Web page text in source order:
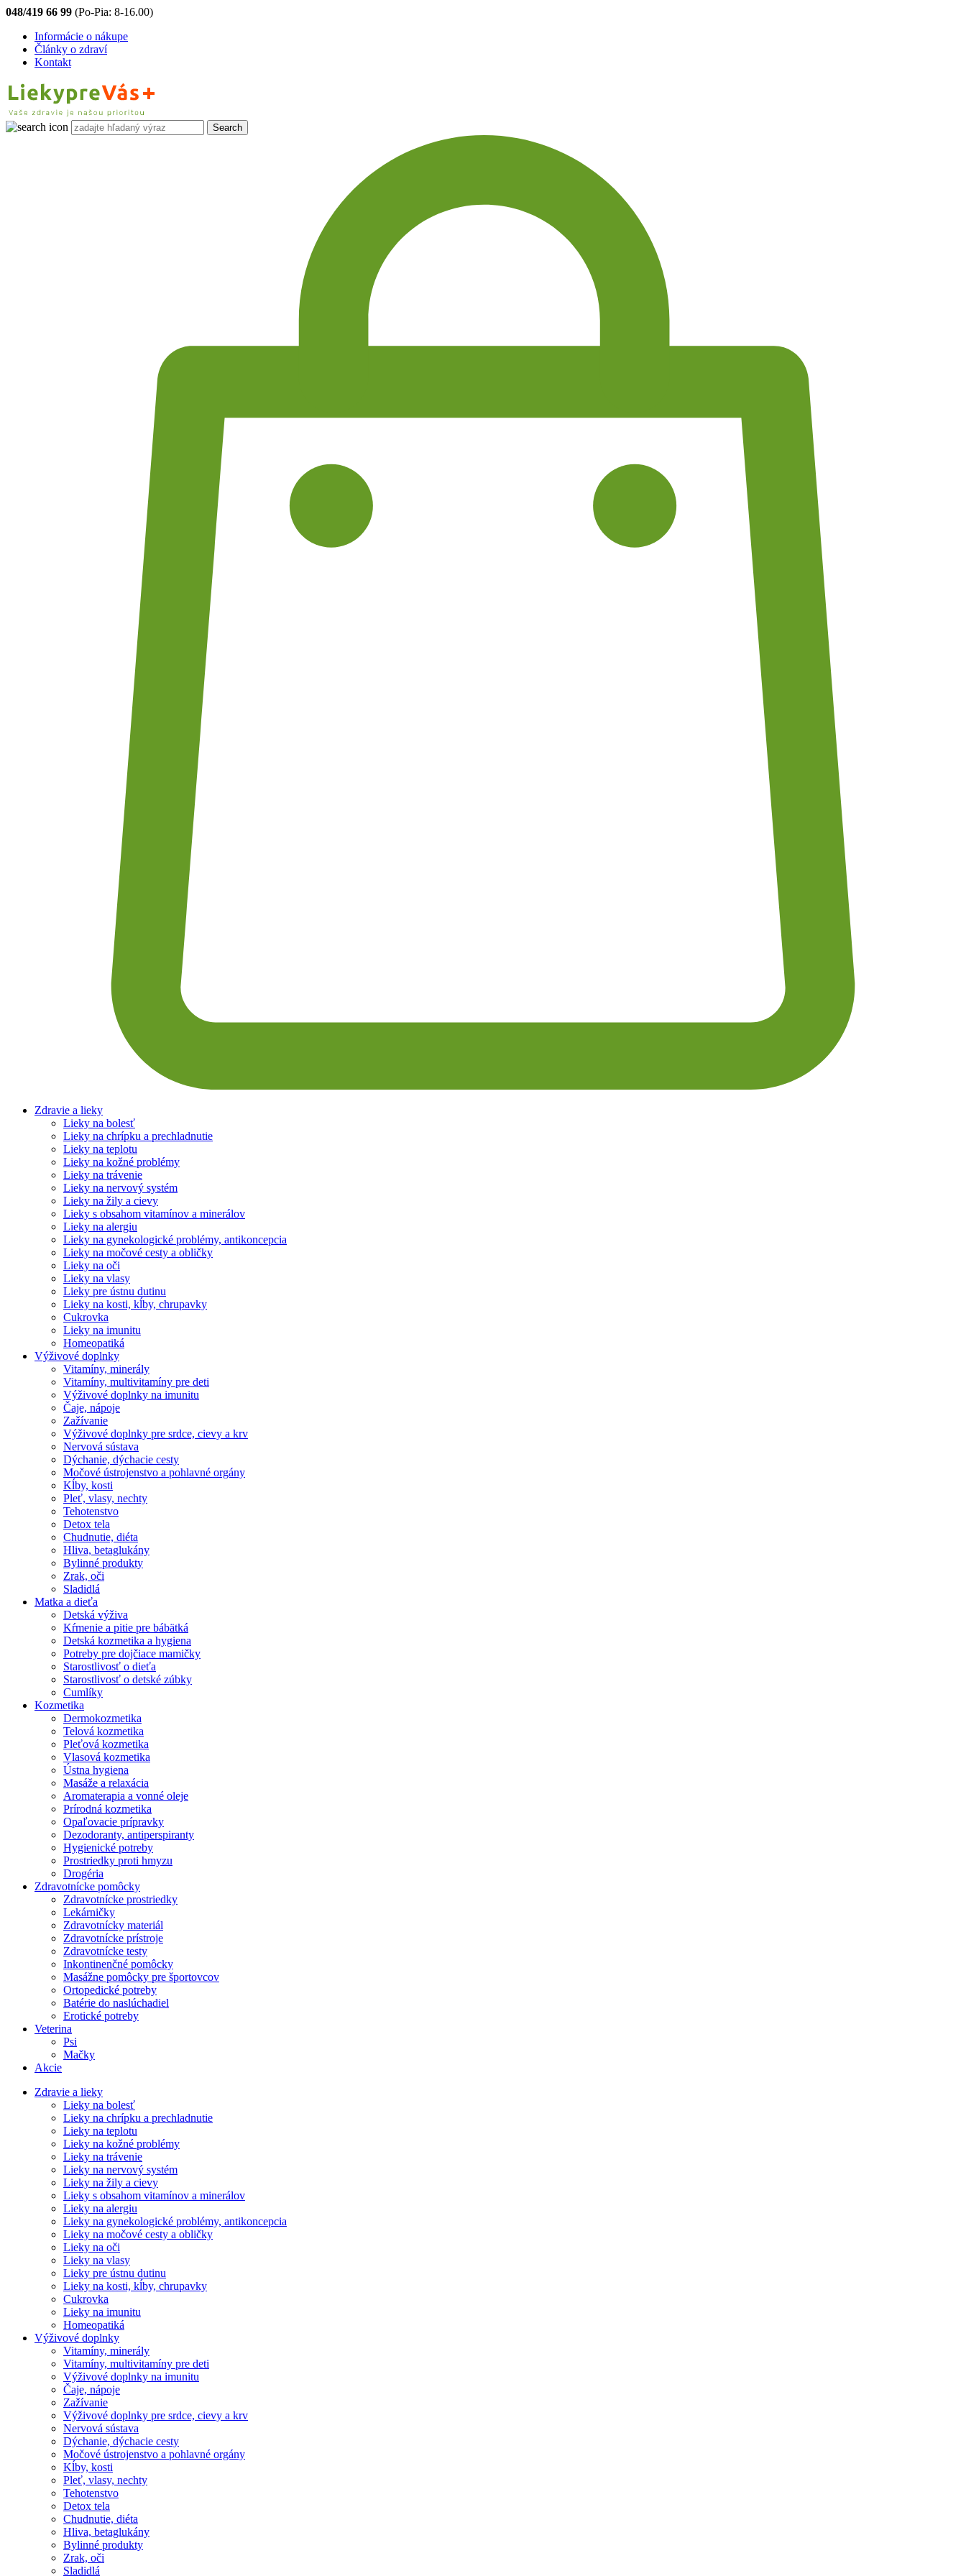
048/419 66 99 (Po-Pia: 8-16.00)
Informácie o nákupe
Články o zdraví
Kontakt
Zdravie a lieky
Lieky na bolesť
Lieky na chrípku a prechladnutie
Lieky na teplotu
Lieky na kožné problémy
Lieky na trávenie
Lieky na nervový systém
Lieky na žily a cievy
Lieky s obsahom vitamínov a minerálov
Lieky na alergiu
Lieky na gynekologické problémy, antikoncepcia
Lieky na močové cesty a obličky
Lieky na oči
Lieky na vlasy
Lieky pre ústnu dutinu
Lieky na kosti, kĺby, chrupavky
Cukrovka
Lieky na imunitu
Homeopatiká
Výživové doplnky
Vitamíny, minerály
Vitamíny, multivitamíny pre deti
Výživové doplnky na imunitu
Čaje, nápoje
Zažívanie
Výživové doplnky pre srdce, cievy a krv
Nervová sústava
Dýchanie, dýchacie cesty
Močové ústrojenstvo a pohlavné orgány
Kĺby, kosti
Pleť, vlasy, nechty
Tehotenstvo
Detox tela
Chudnutie, diéta
Hliva, betaglukány
Bylinné produkty
Zrak, oči
Sladidlá
Matka a dieťa
Detská výživa
Kŕmenie a pitie pre bábätká
Detská kozmetika a hygiena
Potreby pre dojčiace mamičky
Starostlivosť o dieťa
Starostlivosť o detské zúbky
Cumlíky
Kozmetika
Dermokozmetika
Telová kozmetika
Pleťová kozmetika
Vlasová kozmetika
Ústna hygiena
Masáže a relaxácia
Aromaterapia a vonné oleje
Prírodná kozmetika
Opaľovacie prípravky
Dezodoranty, antiperspiranty
Hygienické potreby
Prostriedky proti hmyzu
Drogéria
Zdravotnícke pomôcky
Zdravotnícke prostriedky
Lekárničky
Zdravotnícky materiál
Zdravotnícke prístroje
Zdravotnícke testy
Inkontinenčné pomôcky
Masážne pomôcky pre športovcov
Ortopedické potreby
Batérie do naslúchadiel
Erotické potreby
Veterina
Psi
Mačky
Akcie
Zdravie a lieky
Lieky na bolesť
Lieky na chrípku a prechladnutie
Lieky na teplotu
Lieky na kožné problémy
Lieky na trávenie
Lieky na nervový systém
Lieky na žily a cievy
Lieky s obsahom vitamínov a minerálov
Lieky na alergiu
Lieky na gynekologické problémy, antikoncepcia
Lieky na močové cesty a obličky
Lieky na oči
Lieky na vlasy
Lieky pre ústnu dutinu
Lieky na kosti, kĺby, chrupavky
Cukrovka
Lieky na imunitu
Homeopatiká
Výživové doplnky
Vitamíny, minerály
Vitamíny, multivitamíny pre deti
Výživové doplnky na imunitu
Čaje, nápoje
Zažívanie
Výživové doplnky pre srdce, cievy a krv
Nervová sústava
Dýchanie, dýchacie cesty
Močové ústrojenstvo a pohlavné orgány
Kĺby, kosti
Pleť, vlasy, nechty
Tehotenstvo
Detox tela
Chudnutie, diéta
Hliva, betaglukány
Bylinné produkty
Zrak, oči
Sladidlá